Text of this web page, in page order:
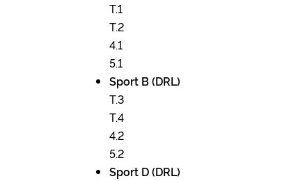
T.1
T.2
4.1
5.1
Sport B (DRL)
T.3
T.4
4.2
5.2
Sport D (DRL)